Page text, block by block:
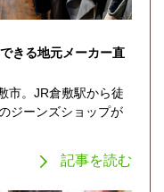
きる地元メーカー直
市。JR倉敷駅から徒
ジーンズショップが
記事を読む